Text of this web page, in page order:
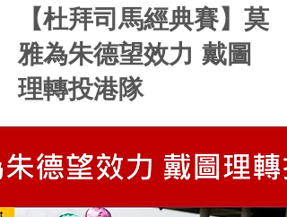
【杜拜司馬經典賽】莫
雅為朱德望效力 戴圖
理轉投港隊